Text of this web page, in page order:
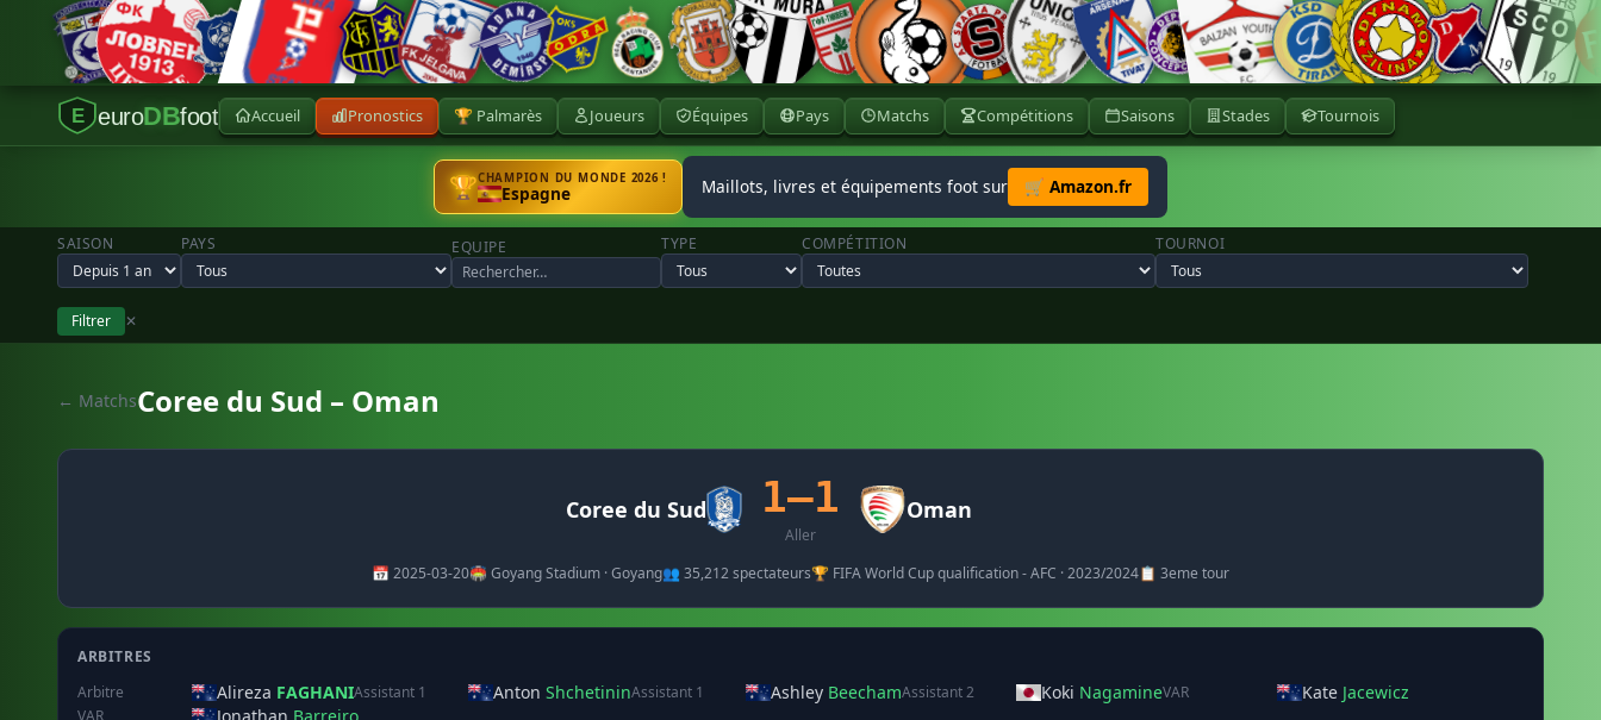
E euroDBfoot Accueil Pronostics 🏆 Palmarès Joueurs Équipes Pays Matchs Compétitions Saisons Stades Tournois
🏆CHAMPION DU MONDE 2026 !
Espagne Maillots, livres et équipements foot sur 🛒 Amazon.fr
SAISON PAYS EQUIPE TYPE COMPÉTITION TOURNOI
Filtrer ✕
← MatchsCoree du Sud – Oman
Coree du Sud 1–1
Aller
Oman
📅 2025-03-20🏟️ Goyang Stadium · Goyang👥 35,212 spectateurs🏆 FIFA World Cup qualification - AFC · 2023/2024📋 3eme tour
ARBITRES
Arbitre
Alireza FAGHANIAssistant 1 Anton ShchetininAssistant 1 Ashley BeechamAssistant 2 Koki NagamineVAR Kate Jacewicz
VAR